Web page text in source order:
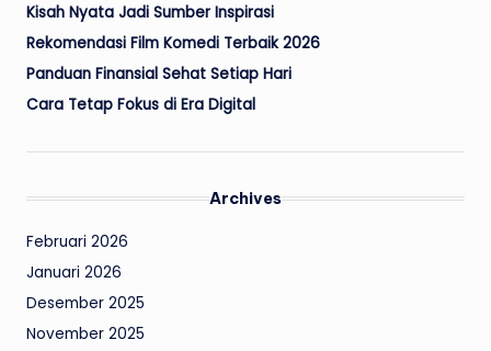
Kisah Nyata Jadi Sumber Inspirasi
Rekomendasi Film Komedi Terbaik 2026
Panduan Finansial Sehat Setiap Hari
Cara Tetap Fokus di Era Digital
Archives
Februari 2026
Januari 2026
Desember 2025
November 2025